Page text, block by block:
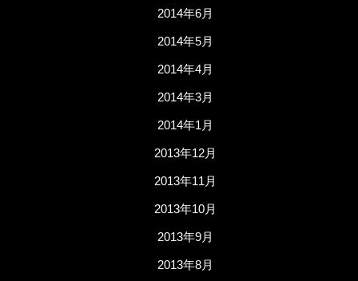
2014年6月
2014年5月
2014年4月
2014年3月
2014年1月
2013年12月
2013年11月
2013年10月
2013年9月
2013年8月